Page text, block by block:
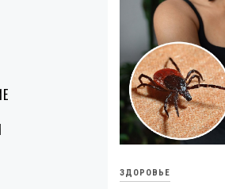
ЗДОРОВЬЕ